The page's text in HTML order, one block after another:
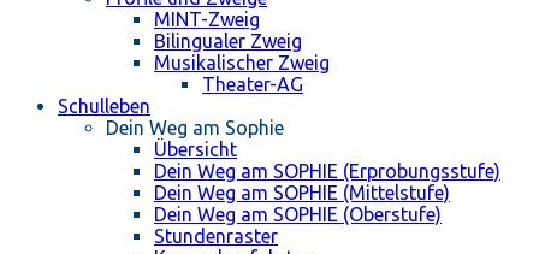
MINT-Zweig
Bilingualer Zweig
Musikalischer Zweig
Theater-AG
Schulleben
Dein Weg am Sophie
Übersicht
Dein Weg am SOPHIE (Erprobungsstufe)
Dein Weg am SOPHIE (Mittelstufe)
Dein Weg am SOPHIE (Oberstufe)
Stundenraster